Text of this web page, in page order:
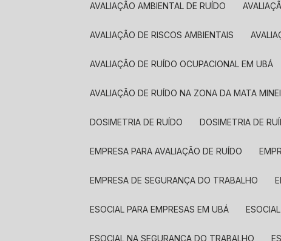
AVALIAÇÃO AMBIENTAL DE RUÍDO
AVALIAÇÃO DE RISCOS AMBIENTAIS
AVALIAÇÃO DE RUÍDO OCUPACIONAL EM UBÁ
AVALIAÇÃO DE RUÍDO NA ZONA DA MATA
DOSIMETRIA DE RUÍDO DOSIMETRIA DE
EMPRESA PARA AVALIAÇÃO DE RUÍDO
EMPRESA DE SEGURANÇA DO TRABALHO
ESOCIAL PARA EMPRESAS EM UBÁ
ESOCIAL NA SEGURANÇA DO TRABALHO